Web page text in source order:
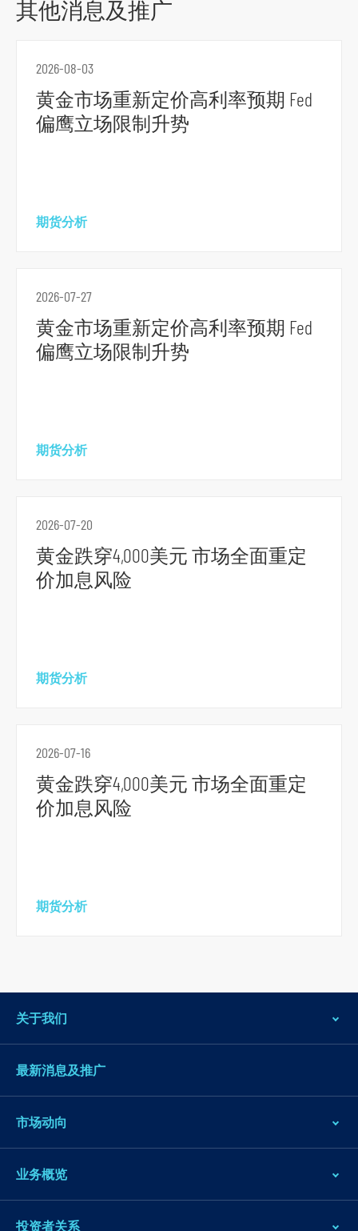
其他消息及推广
2026-08-03
黄金市场重新定价高利率预期 Fed
偏鹰立场限制升势
期货分析
2026-07-27
黄金市场重新定价高利率预期 Fed
偏鹰立场限制升势
期货分析
2026-07-20
黄金跌穿4,000美元 市场全面重定
价加息风险
期货分析
2026-07-16
黄金跌穿4,000美元 市场全面重定
价加息风险
期货分析
关于我们
最新消息及推广
市场动向
业务概览
投资者关系